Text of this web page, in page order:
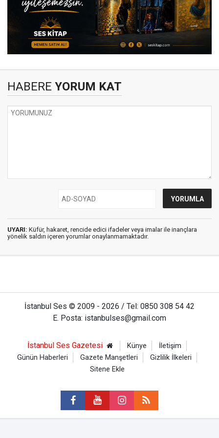
HABERE YORUM KAT
UYARI: Küfür, hakaret, rencide edici ifadeler veya imalar ile inançlara
yönelik saldırı içeren yorumlar onaylanmamaktadır.
İstanbul Ses © 2009 - 2026 / Tel: 0850 308 54 42
E. Posta: istanbulses@gmail.com
İstanbul Ses Gazetesi Künye
İletişim
Günün Haberleri
Gazete Manşetleri
Gizlilik İlkeleri
Sitene Ekle